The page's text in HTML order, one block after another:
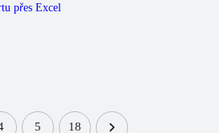
přes Excel
5 18